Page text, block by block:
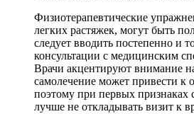
Физиотерапевтические
легких растяжек, могут быть
следует вводить постепенно и
консультации с медицинским
Врачи акцентируют внимание
самолечение может привести к
поэтому при первых признаках
лучше не откладывать визит к